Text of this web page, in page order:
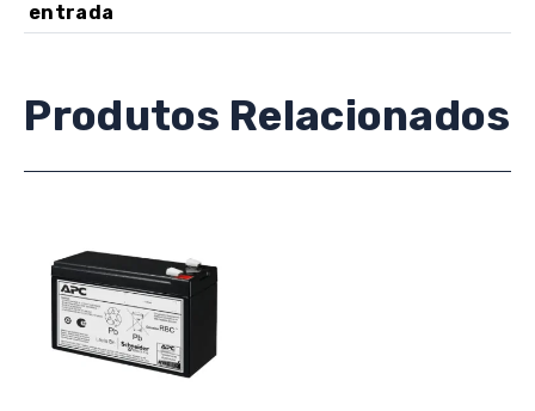
entrada
Produtos Relacionados